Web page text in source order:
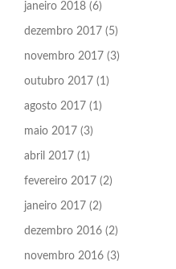
janeiro 2018 (6)
dezembro 2017 (5)
novembro 2017 (3)
outubro 2017 (1)
agosto 2017 (1)
maio 2017 (3)
abril 2017 (1)
fevereiro 2017 (2)
janeiro 2017 (2)
dezembro 2016 (2)
novembro 2016 (3)